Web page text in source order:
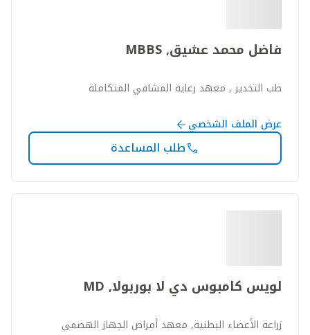
فاضل محمد عشيق, MBBS
طب التخدير , معهد رعاية المشافي المتكاملة
عرض الملف الشخصي
طلب المساعدة
لويس كامبوس دي لا بوربولا, MD
زراعة الأعضاء البطنية, معهد أمراض الجهاز الهضمي